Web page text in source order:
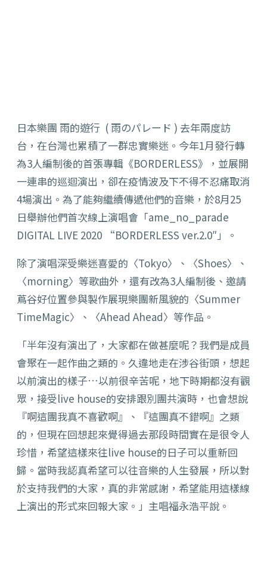
日本樂團 雨的遊行 ( 雨のパレード ) 去年兩度訪
台，在台灣也累積了一群忠實樂迷。今年1月發行轉
為3人編制後的首張專輯《BORDERLESS》，並展開
一連串的巡迴演出，卻在疫情波及下不得不忍痛取消
4場演出。為了能夠繼續傳遞他們的音樂，於8月25
日舉辦他們首次線上演唱會「ame_no_parade
DIGITAL LIVE 2020 “BORDERLESS ver.2.0″」。
除了演唱深受樂迷喜愛的〈Tokyo〉、〈Shoes〉、
〈morning〉等歌曲外，還有改為3人編制後、邀請
蔦谷好位置參與製作展現樂團新風貌的〈Summer
TimeMagic〉、〈Ahead Ahead〉等作品。
「半年沒有演出了，大家都在做甚麼呢？我們是成員
會聚在一起作曲之類的。久違地走在涉谷街頭，想起
以前演出的樣子…以前很辛苦呢，地下時期都沒有觀
眾，接受live house的安排跟別團共演時，也會想說
『啊這團我真不喜歡啊』、『這團真不錯啊』之類
的，但現在回想起來覺得過去那段時間實在是很令人
珍惜，希望這樣來往live house的日子可以重新回
歸。當時我認真希望可以往音樂的人生發展，所以對
於支持我們的大家，真的非常感謝，希望能用這樣線
上演出的形式來回報大家。」主唱福永浩平說。